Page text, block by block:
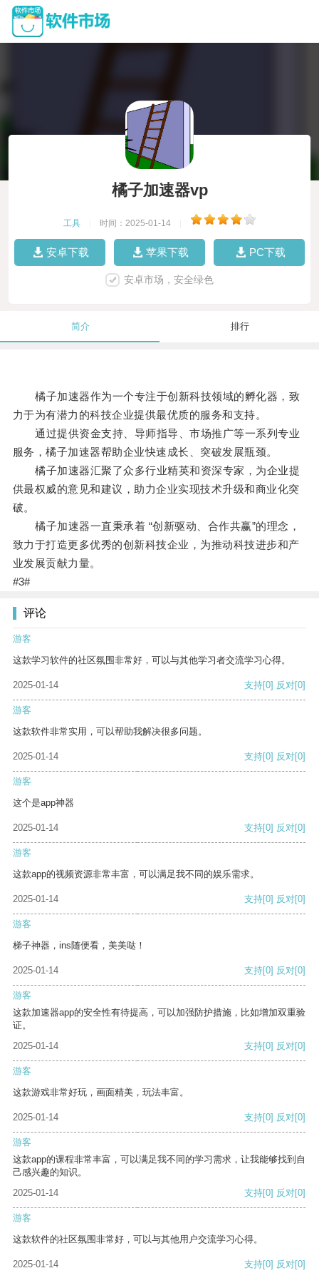
橘子加速器vp
工具 时间：2025-01-14
安卓下载 苹果下载 PC下载
安卓市场，安全绿色
简介 排行
橘子加速器作为一个专注于创新科技领域的孵化器，致
力于为有潜力的科技企业提供最优质的服务和支持。
通过提供资金支持、导师指导、市场推广等一系列专业
服务，橘子加速器帮助企业快速成长、突破发展瓶颈。
橘子加速器汇聚了众多行业精英和资深专家，为企业提
供最权威的意见和建议，助力企业实现技术升级和商业化突
破。
橘子加速器一直秉承着 “创新驱动、合作共赢”的理念，
致力于打造更多优秀的创新科技企业，为推动科技进步和产
业发展贡献力量。
#3#
评论
游客
这款学习软件的社区氛围非常好，可以与其他学习者交流学习心得。
2025-01-14 支持[0] 反对[0]
游客
这款软件非常实用，可以帮助我解决很多问题。
2025-01-14 支持[0] 反对[0]
游客
这个是app神器
2025-01-14 支持[0] 反对[0]
游客
这款app的视频资源非常丰富，可以满足我不同的娱乐需求。
2025-01-14 支持[0] 反对[0]
游客
梯子神器，ins随便看，美美哒！
2025-01-14 支持[0] 反对[0]
游客
这款加速器app的安全性有待提高，可以加强防护措施，比如增加双重验
证。
2025-01-14
支持[0] 反对[0]
游客
这款游戏非常好玩，画面精美，玩法丰富。
2025-01-14 支持[0] 反对[0]
游客
这款app的课程非常丰富，可以满足我不同的学习需求，让我能够找到自
己感兴趣的知识。
2025-01-14
支持[0] 反对[0]
游客
这款软件的社区氛围非常好，可以与其他用户交流学习心得。
2025-01-14 支持[0] 反对[0]